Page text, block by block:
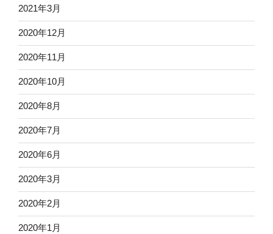
2021年3月
2020年12月
2020年11月
2020年10月
2020年8月
2020年7月
2020年6月
2020年3月
2020年2月
2020年1月